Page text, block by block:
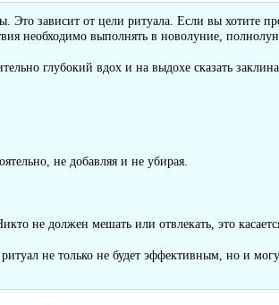
Это зависит от цели ритуала. Если вы
необходимо выполнять в новолуние,
глубокий вдох и на выдохе сказать
не добавляя и не убирая.
не должен мешать или отвлекать, это
не только не будет эффективным, но и